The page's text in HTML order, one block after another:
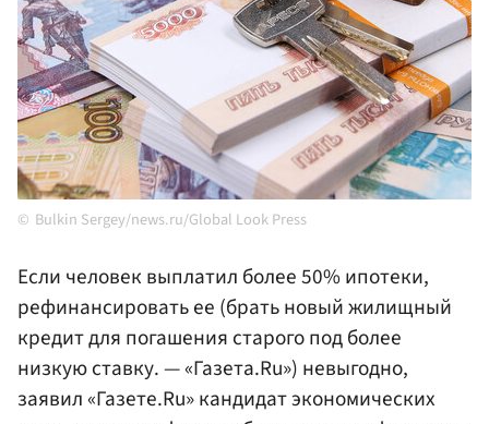
Bulkin Sergey/news.ru/Global Look Press
Если человек выплатил более 50% ипотеки,
рефинансировать ее (брать новый жилищный
кредит для погашения старого под более
низкую ставку. — «Газета.Ru») невыгодно,
заявил «Газете.Ru» кандидат экономических